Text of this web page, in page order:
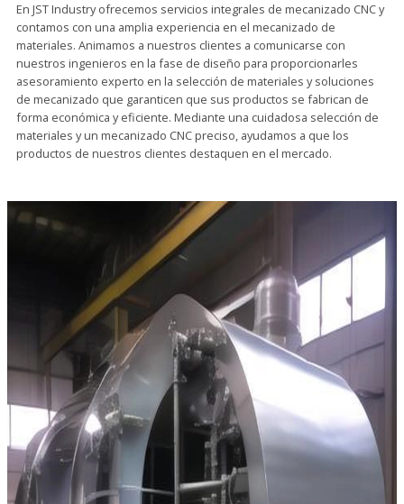
En JST Industry ofrecemos servicios integrales de mecanizado CNC y
contamos con una amplia experiencia en el mecanizado de
materiales. Animamos a nuestros clientes a comunicarse con
nuestros ingenieros en la fase de diseño para proporcionarles
asesoramiento experto en la selección de materiales y soluciones
de mecanizado que garanticen que sus productos se fabrican de
forma económica y eficiente. Mediante una cuidadosa selección de
materiales y un mecanizado CNC preciso, ayudamos a que los
productos de nuestros clientes destaquen en el mercado.